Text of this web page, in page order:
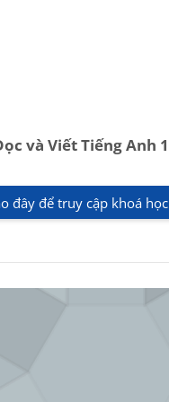
và Viết Tiếng Anh 1
học
đây để truy cập khoá học